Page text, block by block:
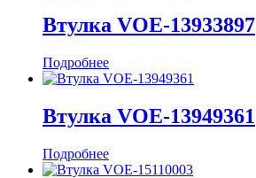
Втулка VOE-13933897
Подробнее
Втулка VOE-13949361
Подробнее